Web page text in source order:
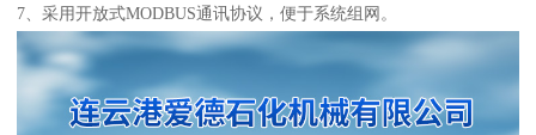
7、采用开放式MODBUS通讯协议，便于系统组网。